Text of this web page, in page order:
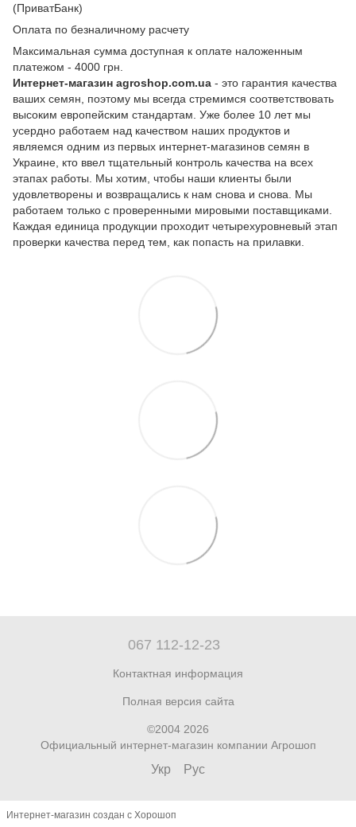
(ПриватБанк)
Оплата по безналичному расчету
Максимальная сумма доступная к оплате наложенным
платежом - 4000 грн.
Интернет-магазин agroshop.com.ua - это гарантия качества
ваших семян, поэтому мы всегда стремимся соответствовать
высоким европейским стандартам. Уже более 10 лет мы
усердно работаем над качеством наших продуктов и
являемся одним из первых интернет-магазинов семян в
Украине, кто ввел тщательный контроль качества на всех
этапах работы. Мы хотим, чтобы наши клиенты были
удовлетворены и возвращались к нам снова и снова. Мы
работаем только с проверенными мировыми поставщиками.
Каждая единица продукции проходит четырехуровневый этап
проверки качества перед тем, как попасть на прилавки.
067 112-12-23
Контактная информация
Полная версия сайта
©2004 2026
Официальный интернет-магазин компании Агрошоп
Укр Рус
Интернет-магазин создан с Хорошоп